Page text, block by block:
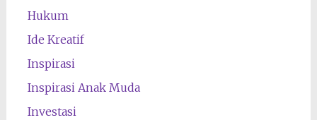
Hukum
Ide Kreatif
Inspirasi
Inspirasi Anak Muda
Investasi